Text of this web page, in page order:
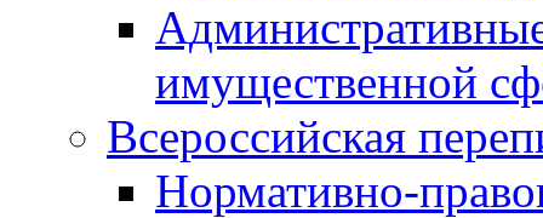
имущественной
Всероссийская
Нормативно-